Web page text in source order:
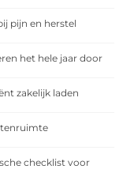
pijn en herstel
het hele jaar door
zakelijk laden
checklist voor